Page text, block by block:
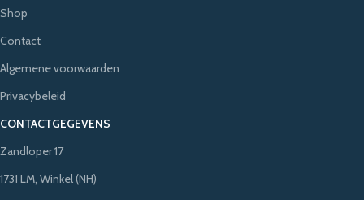
Shop
Contact
Algemene voorwaarden
Privacybeleid
CONTACTGEGEVENS
Zandloper 17
1731 LM, Winkel (NH)